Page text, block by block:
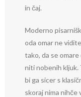
in čaj.
Moderno
oda omar ne
tako, da se
niti nobenih kljuk.
bi ga sicer s
skoraj nima nihče